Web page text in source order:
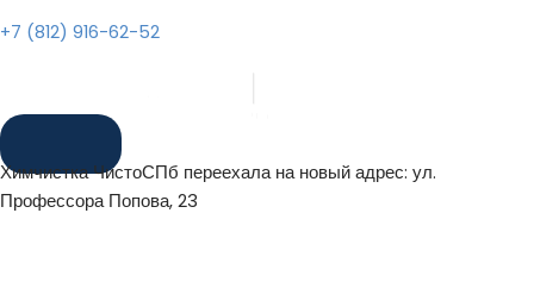
+7 (812) 916-62-52
Химчистка ЧистоСПб переехала на новый адрес: ул.
Профессора Попова, 23